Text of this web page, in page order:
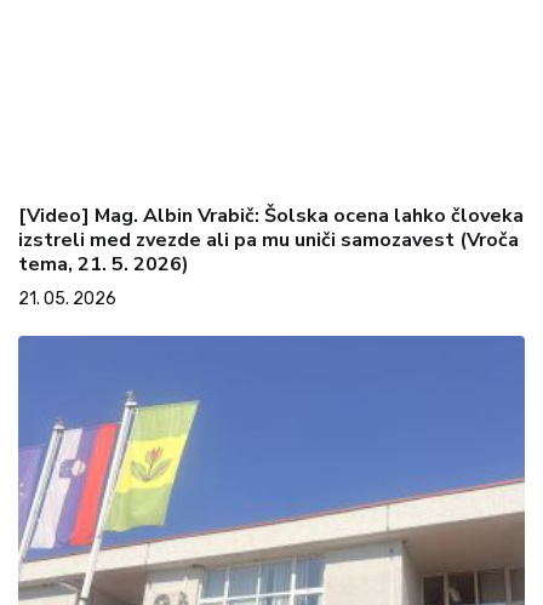
[Video] Mag. Albin Vrabič: Šolska ocena lahko človeka
izstreli med zvezde ali pa mu uniči samozavest (Vroča
tema, 21. 5. 2026)
21. 05. 2026